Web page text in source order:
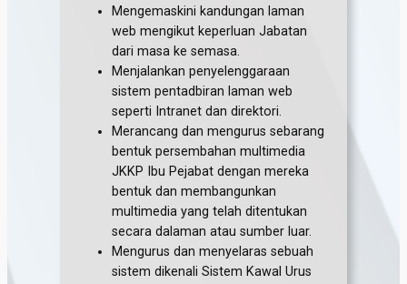
Mengemaskini kandungan laman
web mengikut keperluan Jabatan
dari masa ke semasa.
Menjalankan penyelenggaraan
sistem pentadbiran laman web
seperti Intranet dan direktori.
Merancang dan mengurus sebarang
bentuk persembahan multimedia
JKKP Ibu Pejabat dengan mereka
bentuk dan membangunkan
multimedia yang telah ditentukan
secara dalaman atau sumber luar.
Mengurus dan menyelaras sebuah
sistem dikenali Sistem Kawal Urus